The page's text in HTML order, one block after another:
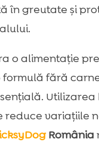
în greutate și
o alimentație
formulă fără
Utilizarea
reduce variațiile
România